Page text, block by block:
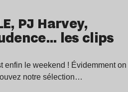
PJ Harvey,
les clips
enfin le weekend ! Évidemment on
notre sélection…